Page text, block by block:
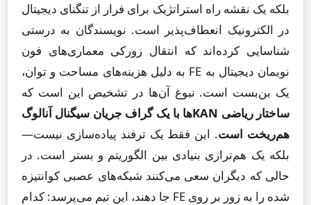
بلکه یک نقشه راه استراتژیک برای فرار از تنگنای دیجیتال
در الکترونیک انعطاف‌پذیر است. نویسندگان به درستی
شناسایی کرده‌اند که انتقال زورکی معماری‌های فون
نویمان دیجیتال به FE به دلیل هزینه‌های مساحت و توان،
یک بن‌بست است. نبوغ آن‌ها در تشخیص این است که
ساختار ریاضی KANها با یک گراف جریان سیگنال آنالوگ
هم‌ریخت است. این فقط یک ترفند پیاده‌سازی نیست—
بلکه یک هم‌ترازی بنیادی بین الگوریتم و بستر است. در
حالی که دیگران سعی می‌کنند شبکه‌های عصبی کوانتیزه
شده را به زور بر روی FE جا دهند، این تیم می‌پرسد: کدام